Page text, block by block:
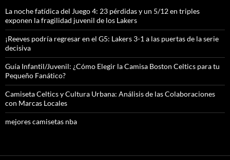
La noche fatídica del Juego 4: 23 pérdidas y un 5/12 en triples
exponen la fragilidad juvenil de los Lakers
¡Reeves podría regresar en el G5: Lakers 3-1 a las puertas de la serie
decisiva
Guía Infantil/Juvenil: ¿Cómo Elegir la Camisa Boston Celtics para tu
Pequeño Fanático?
Camiseta Celtics y Cultura Urbana: Análisis de las Colaboraciones
con Marcas Locales
mejores camisetas nba